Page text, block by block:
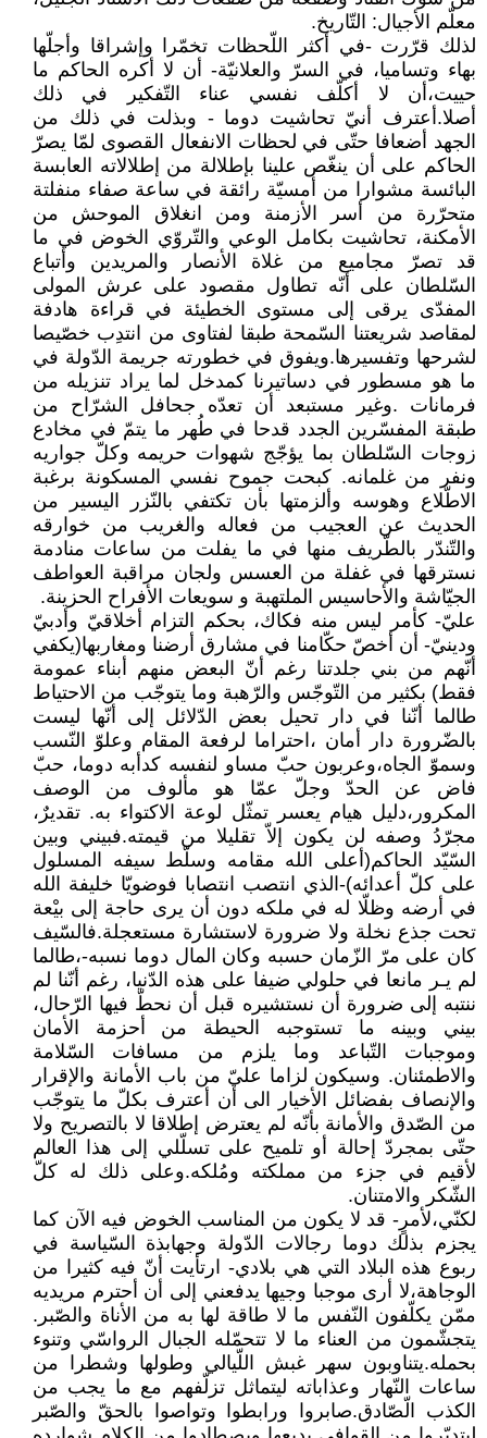
معلّم الأجيال: التّاريخ.
لذلك قرّرت -في أكثر اللّحظات تخمّرا وإشراقا وأجلّها
بهاء وتساميا، في السرّ والعلانيّة- أن لا أكره الحاكم ما
حييت،أن لا أكلّف نفسي عناء التّفكير في ذلك
أصلا.أعترف أنيّ تحاشيت دوما - وبذلت في ذلك من
الجهد أضعافا حتّى في لحظات الانفعال القصوى لمّا يصرّ
الحاكم على أن ينغّص علينا بإطلالة من إطلالاته العابسة
البائسة مشوارا من أمسيّة رائقة في ساعة صفاء منفلتة
متحرّرة من أسر الأزمنة ومن انغلاق الموحش من
الأمكنة، تحاشيت بكامل الوعي والتّروّي الخوض في ما
قد تصرّ مجاميع من غلاة الأنصار والمريدين وأتباع
السّلطان على أنّه تطاول مقصود على عرش المولى
المفدّى يرقى إلى مستوى الخطيئة في قراءة هادفة
لمقاصد شريعتنا السّمحة طبقا لفتاوى من انتدِب خصّيصا
لشرحها وتفسيرها.ويفوق في خطورته جريمة الدّولة في
ما هو مسطور في دساتيرنا كمدخل لما يراد تنزيله من
فرمانات .وغير مستبعد أن تعدّه جحافل الشرّاح من
طبقة المفسّرين الجدد قدحا في طُهر ما يتمّ في مخادع
زوجات السّلطان بما يؤجّج شهوات حريمه وكلّ جواريه
ونفر من غلمانه. كبحت جموح نفسي المسكونة برغبة
الاطّلاع وهوسه وألزمتها بأن تكتفي بالنّزر اليسير من
الحديث عن العجيب من فعاله والغريب من خوارقه
والتّندّر بالطّريف منها في ما يفلت من ساعات منادمة
نسترقها في غفلة من العسس ولجان مراقبة العواطف
الجيّاشة والأحاسيس الملتهبة و سويعات الأفراح الحزينة.
عليّ- كأمر ليس منه فكاك، بحكم التزام أخلاقيّ وأدبيّ
ودينيّ- أن أخصّ حكّامنا في مشارق أرضنا ومغاربها(يكفي
أنّهم من بني جلدتنا رغم أنّ البعض منهم أبناء عمومة
فقط) بكثير من التّوجّس والرّهبة وما يتوجّب من الاحتياط
طالما أنّنا في دار تحيل بعض الدّلائل إلى أنّها ليست
بالضّرورة دار أمان ،احتراما لرفعة المقام وعلوّ النّسب
وسموّ الجاه،وعربون حبّ مساو لنفسه كدأبه دوما، حبّ
فاض عن الحدّ وجلّ عمّا هو مألوف من الوصف
المكرور،دليل هيام يعسر تمثّل لوعة الاكتواء به. تقديرٌ،
مجرّدُ وصفه لن يكون إلاّ تقليلا من قيمته.فبيني وبين
السّيّد الحاكم(أعلى الله مقامه وسلّط سيفه المسلول
على كلّ أعدائه)-الذي انتصب انتصابا فوضويّا خليفة الله
في أرضه وظلّا له في ملكه دون أن يرى حاجة إلى بيْعة
تحت جذع نخلة ولا ضرورة لاستشارة مستعجلة.فالسّيف
كان على مرّ الزّمان حسبه وكان المال دوما نسبه-،طالما
لم يـر مانعا في حلولي ضيفا على هذه الدّنيا، رغم أنّنا لم
ننتبه إلى ضرورة أن نستشيره قبل أن نحطّ فيها الرّحال،
بيني وبينه ما تستوجبه الحيطة من أحزمة الأمان
وموجبات التّباعد وما يلزم من مسافات السّلامة
والاطمئنان. وسيكون لزاما عليّ من باب الأمانة والإقرار
والإنصاف بفضائل الأخيار الى أن أعترف بكلّ ما يتوجّب
من الصّدق والأمانة بأنّه لم يعترض إطلاقا لا بالتصريح ولا
حتّى بمجردّ إحالة أو تلميح على تسلّلي إلى هذا العالم
لأقيم في جزء من مملكته ومُلكه.وعلى ذلك له كلّ
الشّكر والامتنان.
لكنّي،لأمرٍ- قد لا يكون من المناسب الخوض فيه الآن كما
يجزم بذلك دوما رجالات الدّولة وجهابذة السّياسة في
ربوع هذه البلاد التي هي بلادي- ارتأيت أنّ فيه كثيرا من
الوجاهة،لا أرى موجبا وجيها يدفعني إلى أن أحترم مريديه
ممّن يكلّفون النّفس ما لا طاقة لها به من الأناة والصّبر.
يتجشّمون من العناء ما لا تتحمّله الجبال الرواسّي وتنوء
بحمله.يتناوبون سهر غبش اللّيالي وطولها وشطرا من
ساعات النّهار وعذاباته ليتماثل تزلّفهم مع ما يجب من
الكذب الّصّادق.صابروا ورابطوا وتواصوا بالحقّ والصّبر